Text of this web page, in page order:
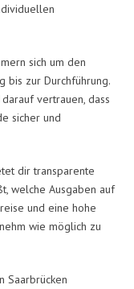
sich um den
bis zur Durchführung.
vertrauen, dass
sicher und
dir transparente
welche Ausgaben auf
und eine hohe
wie möglich zu
Saarbrücken